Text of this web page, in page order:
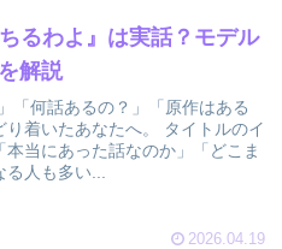
るわよ』は実話？モデル
解説
「何話あるの？」「原作はある
着いたあなたへ。 タイトルのイ
当にあった話なのか」「どこま
人も多い...
2026.04.19